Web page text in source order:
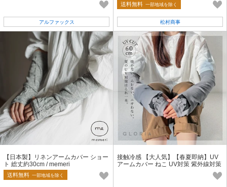
アルファックス
送料無料 一部地域を除く
松村商事
【日本製】リネンアームカバー ショー
ト 総丈約30cm / memeri
送料無料 一部地域を除く
接触冷感 【大人気】【春夏即納】UV
アームカバー ねこ UV対策 紫外線対策